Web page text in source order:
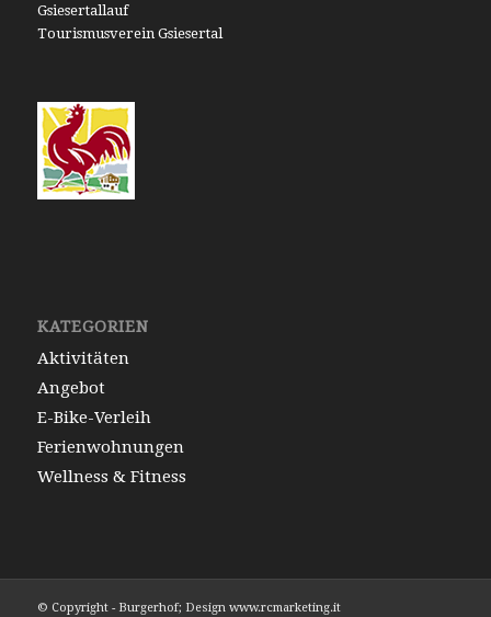
Gsiesertallauf
Tourismusverein Gsiesertal
KATEGORIEN
Aktivitäten
Angebot
E-Bike-Verleih
Ferienwohnungen
Wellness & Fitness
© Copyright - Burgerhof; Design www.rcmarketing.it